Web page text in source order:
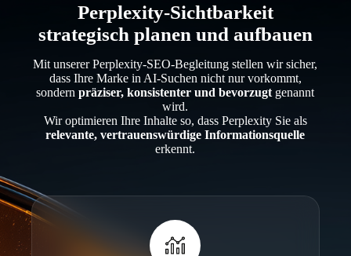
Perplexity-Sichtbarkeit
strategisch planen und aufbauen
Mit unserer Perplexity-SEO-Begleitung stellen wir sicher,
dass Ihre Marke in AI-Suchen nicht nur vorkommt,
sondernpräziser, konsistenter und bevorzugt genannt
wird.
Wir optimieren Ihre Inhalte so, dass Perplexity Sie als
relevante, vertrauenswürdige Informationsquelle
erkennt.